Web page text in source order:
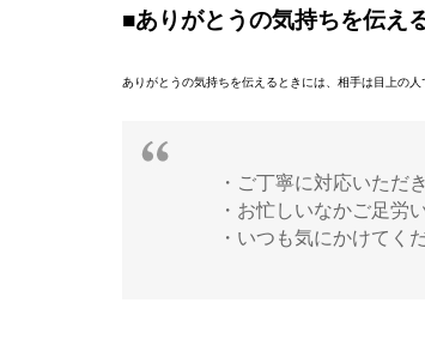
■ありがとうの気持ちを伝え
ありがとうの気持ちを伝えるときには、相手は目上の
・ご丁寧に対応いただ
・お忙しいなかご足労
・いつも気にかけてく